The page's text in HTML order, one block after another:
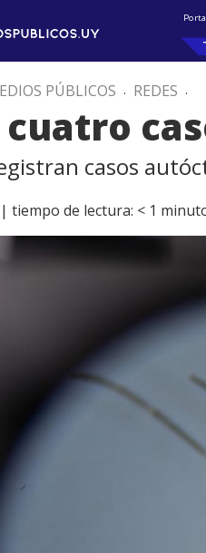
PÚBLICOS . REDES .
cuatro
casos
tiempo de lectura: < 1